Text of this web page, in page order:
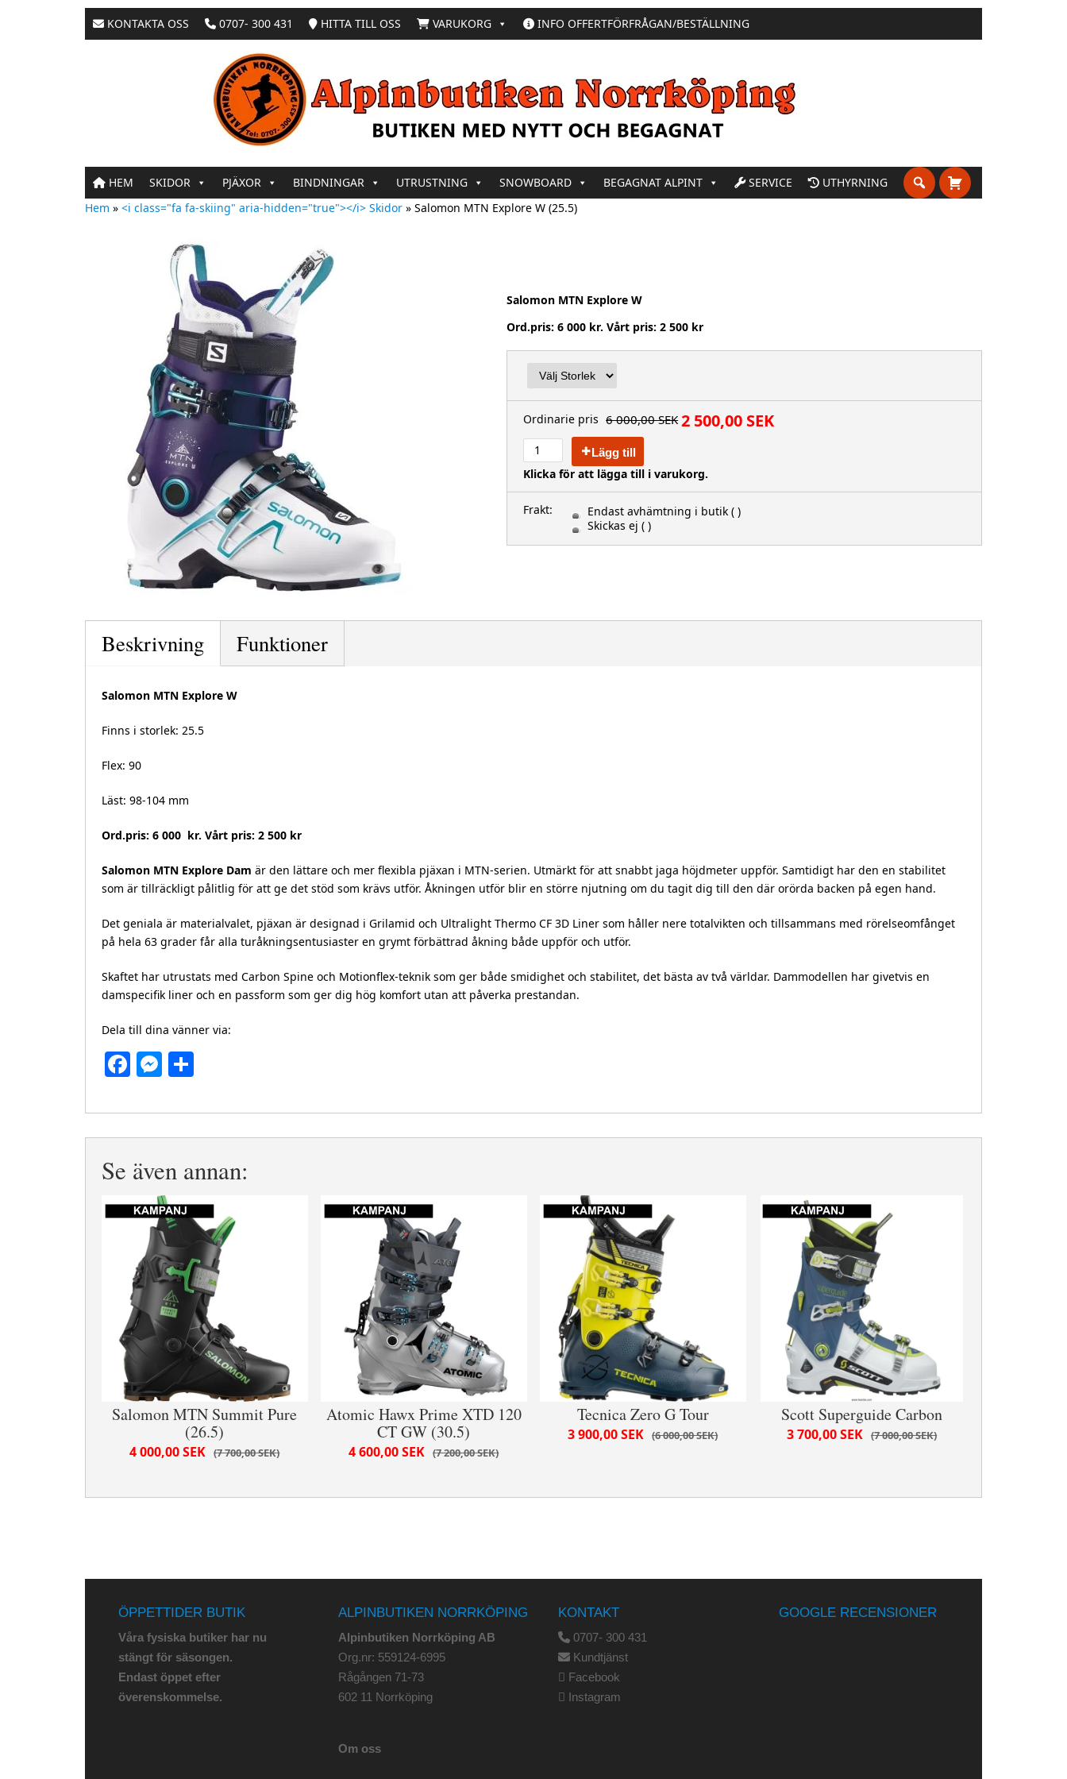
KONTAKTA OSS 0707- 300 431 HITTA TILL OSS VARUKORG INFO OFFERTFÖRFRÅGAN/BESTÄLLNING
HEM SKIDOR PJÄXOR BINDNINGAR UTRUSTNING SNOWBOARD BEGAGNAT ALPINT SERVICE
UTHYRNING
Hem » <i class="fa fa-skiing" aria-hidden="true"></i> Skidor » Salomon MTN Explore W (25.5)
Salomon MTN Explore W
Ord.pris: 6 000 kr. Vårt pris: 2 500 kr
Ordinarie pris 6 000,00 SEK 2 500,00 SEK
Lägg till
Klicka för att lägga till i varukorg.
Frakt: Endast avhämtning i butik ( )
Skickas ej ( )
Beskrivning Funktioner
Salomon MTN Explore W
Finns i storlek: 25.5
Flex: 90
Läst: 98-104 mm
Ord.pris: 6 000 kr. Vårt pris: 2 500 kr
Salomon MTN Explore Dam är den lättare och mer flexibla pjäxan i MTN-serien. Utmärkt för att snabbt jaga höjdmeter uppför. Samtidigt har den en stabilitet
som är tillräckligt pålitlig för att ge det stöd som krävs utför. Åkningen utför blir en större njutning om du tagit dig till den där orörda backen på egen hand.
Det geniala är materialvalet, pjäxan är designad i Grilamid och Ultralight Thermo CF 3D Liner som håller nere totalvikten och tillsammans med rörelseomfånget
på hela 63 grader får alla turåkningsentusiaster en grymt förbättrad åkning både uppför och utför.
Skaftet har utrustats med Carbon Spine och Motionflex-teknik som ger både smidighet och stabilitet, det bästa av två världar. Dammodellen har givetvis en
damspecifik liner och en passform som ger dig hög komfort utan att påverka prestandan.
Dela till dina vänner via:
Facebook
Messenger
Se även annan:
Salomon MTN Summit Pure
(26.5)
7 700,00 SEK
4 000,00 SEK
Atomic Hawx Prime XTD 120
CT GW (30.5)
7 200,00 SEK
4 600,00 SEK
Tecnica Zero G Tour
6 000,00 SEK
3 900,00 SEK
Scott Superguide Carbon
7 000,00 SEK
3 700,00 SEK
ÖPPETTIDER BUTIK
Våra fysiska butiker har nu
stängt för säsongen.
Endast öppet efter
överenskommelse.
ALPINBUTIKEN NORRKÖPING
Alpinbutiken Norrköping AB
Org.nr: 559124-6995
Rågången 71-73
602 11 Norrköping
Om oss
KONTAKT
0707- 300 431
Kundtjänst
Facebook
Instagram
GOOGLE RECENSIONER